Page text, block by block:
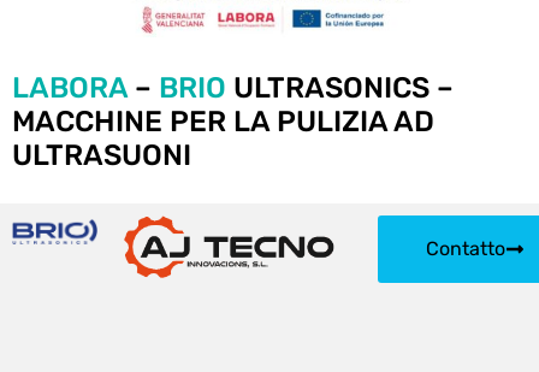
LABORA– BRIO ULTRASONICS –
MACCHINE PER LA PULIZIA AD
ULTRASUONI
Contatto